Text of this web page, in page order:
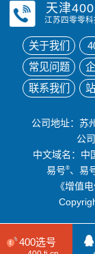
天津
江苏四零零科
关于我们
常见问题
联系我们
公司地址：苏
公
中文域名： 中
易号®、易
《增值
400选号